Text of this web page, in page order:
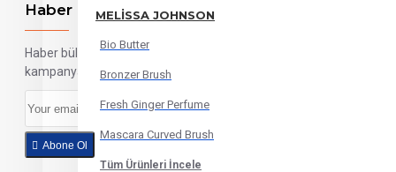
MELISSA JOHNSON
Bio Butter
Bronzer Brush
Fresh Ginger Perfume
Mascara Curved Brush
Tüm Ürünleri İncele
Haber Bülteni
Haber bültenimize abone olun, fırsat ve
kampanyalardan habersiz kalmayın...
Abone Ol
Gizlilik Sözleşmesi